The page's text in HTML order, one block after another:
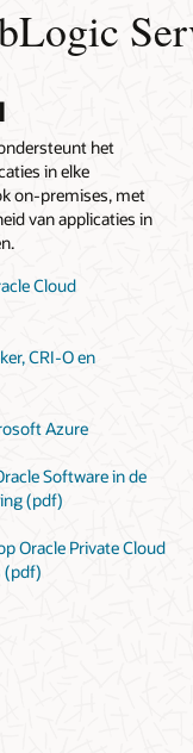
het
in elke
on-premises, met
van applicaties in
Cloud
CRI-O en
Azure
Software in de
(pdf)
Oracle Private Cloud
(pdf)